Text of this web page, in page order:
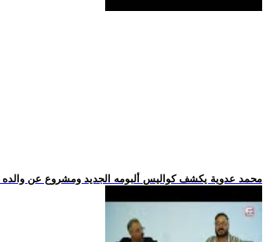
.. محمد عدوية يكشف كواليس ألبومه الجديد ومشروع عن